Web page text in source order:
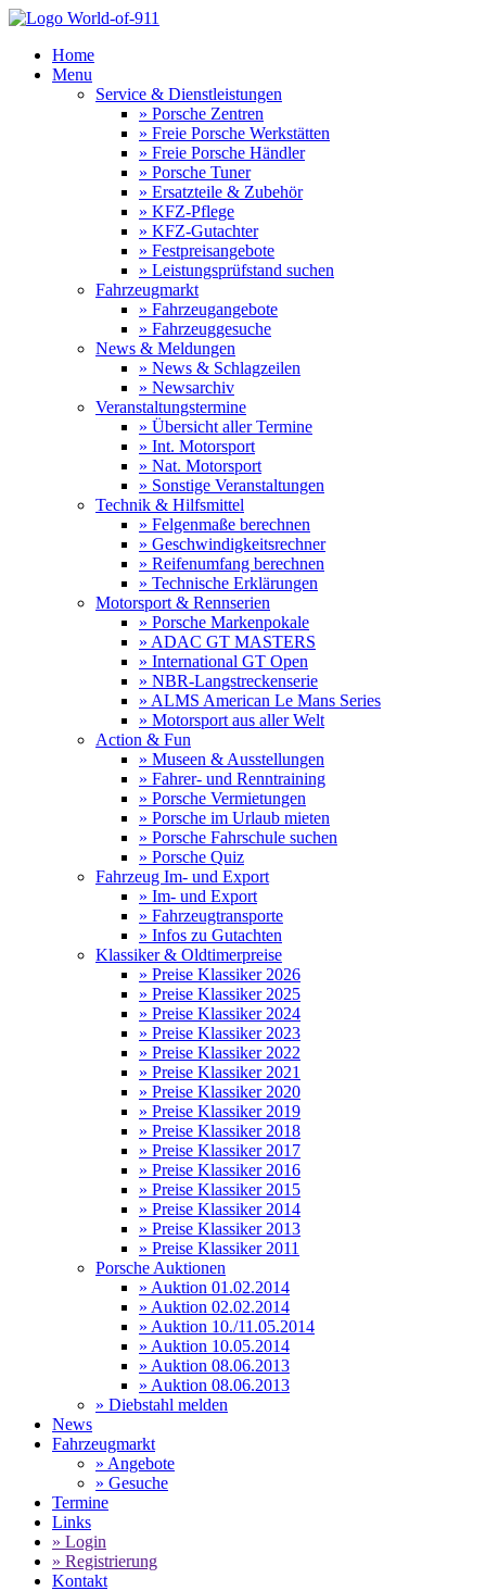
Home
Menu
Service & Dienstleistungen
» Porsche Zentren
» Freie Porsche Werkstätten
» Freie Porsche Händler
» Porsche Tuner
» Ersatzteile & Zubehör
» KFZ-Pflege
» KFZ-Gutachter
» Festpreisangebote
» Leistungsprüfstand suchen
Fahrzeugmarkt
» Fahrzeugangebote
» Fahrzeuggesuche
News & Meldungen
» News & Schlagzeilen
» Newsarchiv
Veranstaltungstermine
» Übersicht aller Termine
» Int. Motorsport
» Nat. Motorsport
» Sonstige Veranstaltungen
Technik & Hilfsmittel
» Felgenmaße berechnen
» Geschwindigkeitsrechner
» Reifenumfang berechnen
» Technische Erklärungen
Motorsport & Rennserien
» Porsche Markenpokale
» ADAC GT MASTERS
» International GT Open
» NBR-Langstreckenserie
» ALMS American Le Mans Series
» Motorsport aus aller Welt
Action & Fun
» Museen & Ausstellungen
» Fahrer- und Renntraining
» Porsche Vermietungen
» Porsche im Urlaub mieten
» Porsche Fahrschule suchen
» Porsche Quiz
Fahrzeug Im- und Export
» Im- und Export
» Fahrzeugtransporte
» Infos zu Gutachten
Klassiker & Oldtimerpreise
» Preise Klassiker 2026
» Preise Klassiker 2025
» Preise Klassiker 2024
» Preise Klassiker 2023
» Preise Klassiker 2022
» Preise Klassiker 2021
» Preise Klassiker 2020
» Preise Klassiker 2019
» Preise Klassiker 2018
» Preise Klassiker 2017
» Preise Klassiker 2016
» Preise Klassiker 2015
» Preise Klassiker 2014
» Preise Klassiker 2013
» Preise Klassiker 2011
Porsche Auktionen
» Auktion 01.02.2014
» Auktion 02.02.2014
» Auktion 10./11.05.2014
» Auktion 10.05.2014
» Auktion 08.06.2013
» Auktion 08.06.2013
» Diebstahl melden
News
Fahrzeugmarkt
» Angebote
» Gesuche
Termine
Links
» Login
» Registrierung
Kontakt